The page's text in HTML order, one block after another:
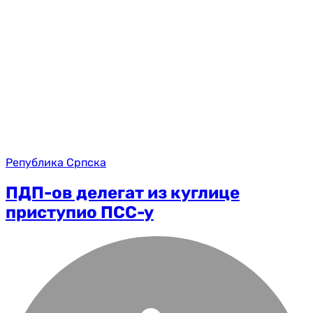
Република Српска
ПДП-ов делегат из куглице
приступио ПСС-у